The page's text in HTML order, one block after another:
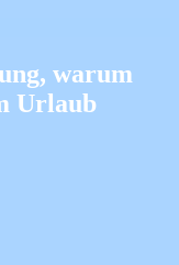
warum
Urlaub